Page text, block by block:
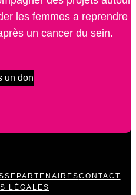
les femmes a reprendre
un cancer du sein.
un don
PARTENAIRESCONTACT
LÉGALES